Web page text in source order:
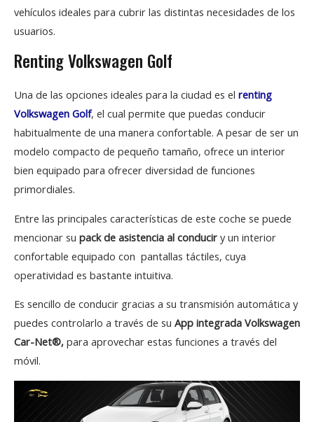
vehículos ideales para cubrir las distintas necesidades de los
usuarios.
Renting Volkswagen Golf
Una de las opciones ideales para la ciudad es el renting
Volkswagen Golf, el cual permite que puedas conducir
habitualmente de una manera confortable. A pesar de ser un
modelo compacto de pequeño tamaño, ofrece un interior
bien equipado para ofrecer diversidad de funciones
primordiales.
Entre las principales características de este coche se puede
mencionar su pack de asistencia al conducir y un interior
confortable equipado con pantallas táctiles, cuya
operatividad es bastante intuitiva.
Es sencillo de conducir gracias a su transmisión automática y
puedes controlarlo a través de su App integrada Volkswagen
Car-Net®, para aprovechar estas funciones a través del
móvil.